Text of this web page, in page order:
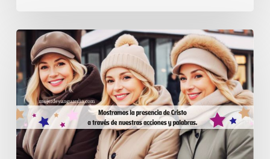
Mujer:
somos
las
manos
de
Cristo
en